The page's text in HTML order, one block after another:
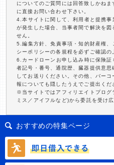
についてのご質問には回答致しかね
に直接お問い合わせ下さい。
4.本サイトに関して、利用者と提携
が発生した場合、当事者間で解決を
せん。
5.編集方針、免責事項・知的財産権
シーポリシーの各規程を必ずご確認の
6.カードローンお申し込み時に保険
者記号・番号、通院歴、臓器提供意
してお送りください。その他、バー
報についても隠したうえでご提出くだ
※当サイトではアフィリエイトプログ
ミス／アイフルなど)から委託を受け
おすすめの特集ページ